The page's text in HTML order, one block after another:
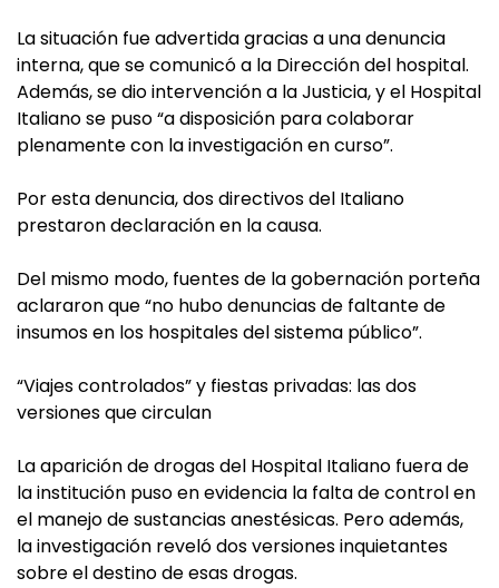
La situación fue advertida gracias a una denuncia
interna, que se comunicó a la Dirección del hospital.
Además, se dio intervención a la Justicia, y el Hospital
Italiano se puso “a disposición para colaborar
plenamente con la investigación en curso”.
Por esta denuncia, dos directivos del Italiano
prestaron declaración en la causa.
Del mismo modo, fuentes de la gobernación porteña
aclararon que “no hubo denuncias de faltante de
insumos en los hospitales del sistema público”.
“Viajes controlados” y fiestas privadas: las dos
versiones que circulan
La aparición de drogas del Hospital Italiano fuera de
la institución puso en evidencia la falta de control en
el manejo de sustancias anestésicas. Pero además,
la investigación reveló dos versiones inquietantes
sobre el destino de esas drogas.